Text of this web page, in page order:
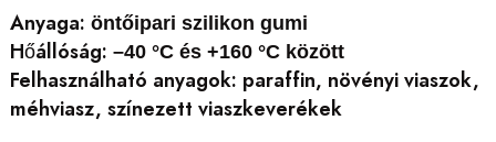
Anyaga: öntőipari szilikon gumi
Hőállóság: –40 °C és +160 °C között
Felhasználható anyagok: paraffin, növényi viaszok,
méhviasz, színezett viaszkeverékek